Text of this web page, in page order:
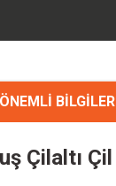
ÖNEMLİ BİLGİLER
Çilaltı Çil